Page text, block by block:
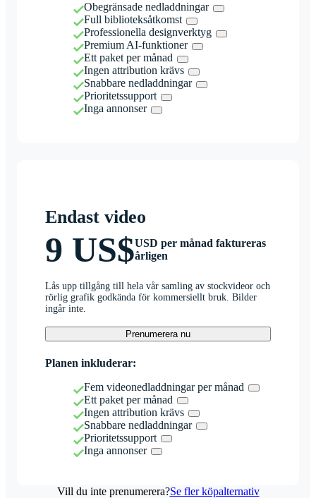
Obegränsade nedladdningar
Full biblioteksåtkomst
Professionella designverktyg
Premium AI-funktioner
Ett paket per månad
Ingen attribution krävs
Snabbare nedladdningar
Prioritetssupport
Inga annonser
Endast video
9 US$USD per månad faktureras
årligen
Lås upp tillgång till hela vår samling av stockvideor och
rörlig grafik godkända för kommersiellt bruk. Bilder
ingår inte.
Prenumerera nu
Planen inkluderar:
Fem videonedladdningar per månad
Ett paket per månad
Ingen attribution krävs
Snabbare nedladdningar
Prioritetssupport
Inga annonser
Vill du inte prenumerera?Se fler köpalternativ